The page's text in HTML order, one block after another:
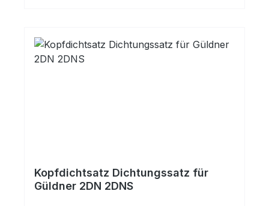
Kopfdichtsatz Dichtungssatz für
Güldner 2DN 2DNS